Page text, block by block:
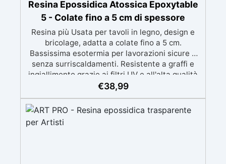
Resina Epossidica Atossica Epoxytable
5 - Colate fino a 5 cm di spessore
Resina più Usata per tavoli in legno, design e
bricolage, adatta a colate fino a 5 cm.
Bassissima esotermia per lavorazioni sicure e
senza surriscaldamenti. Resistente a graffi e
ingiallimento grazie ai filtri UV e all'alta qualità
meccanica. Bassa viscosità per eliminare bolle
BPA/VOC free e certificata per il contatto
prolungato con la pelle.
€38,99